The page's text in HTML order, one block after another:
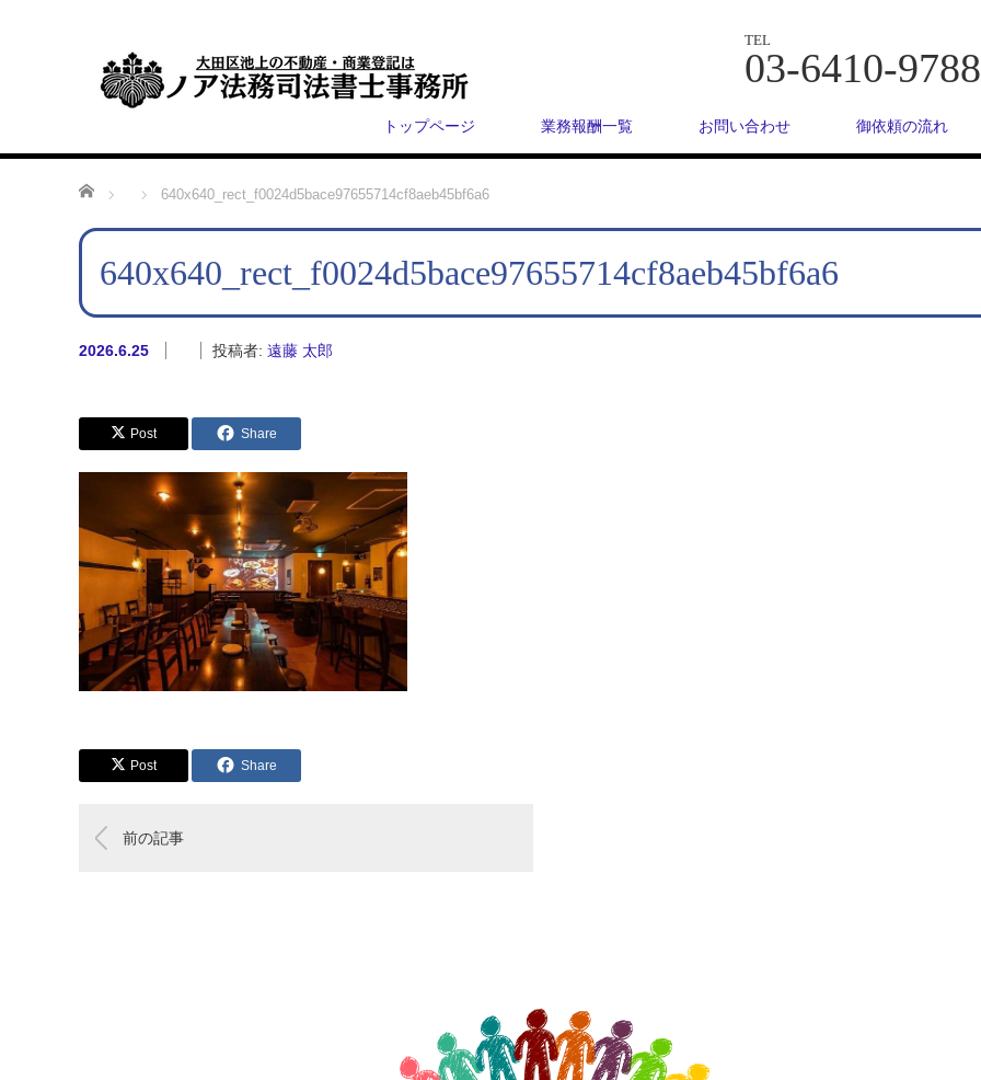
TEL
03-6410-9788
トップページ 業務報酬一覧 お問い合わせ 御依頼の流れ
ホーム 640x640_rect_f0024d5bace97655714cf8aeb45bf6a6
640x640_rect_f0024d5bace97655714cf8aeb45bf6a6
2026.6.25 投稿者: 遠藤 太郎
Post Share
Post Share
前の記事